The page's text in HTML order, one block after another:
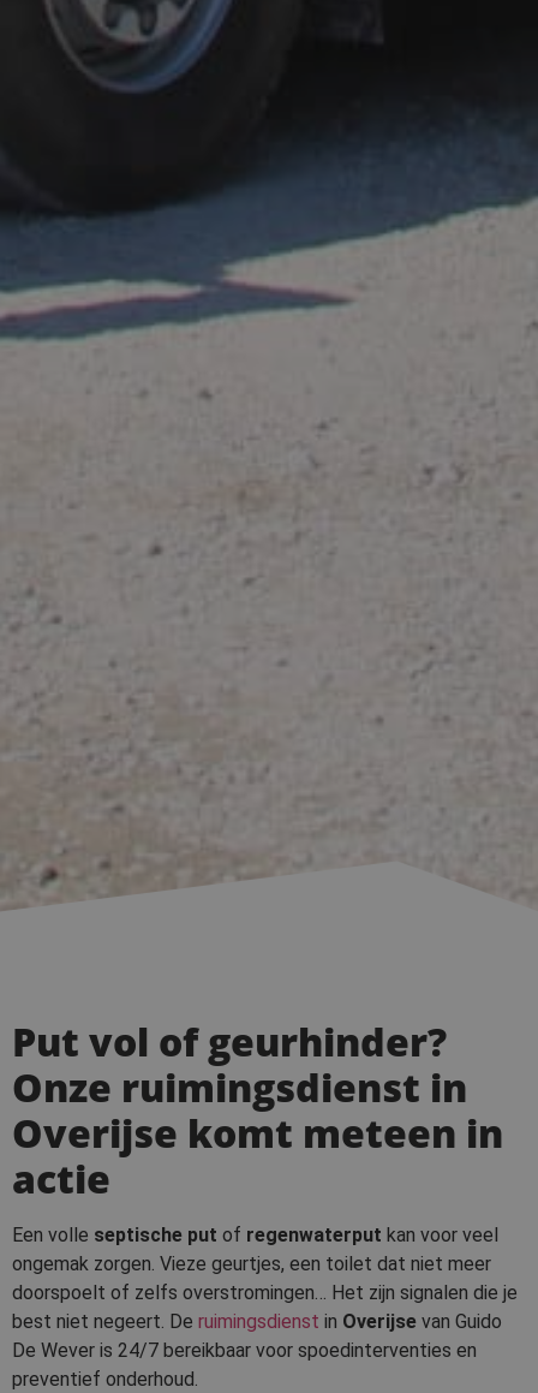
Put vol of geurhinder?
Onze ruimingsdienst in
Overijse komt meteen in
actie
Een volle septische put of regenwaterput kan voor veel
ongemak zorgen. Vieze geurtjes, een toilet dat niet meer
doorspoelt of zelfs overstromingen… Het zijn signalen die je
best niet negeert. De ruimingsdienst in Overijse van Guido
De Wever is 24/7 bereikbaar voor spoedinterventies en
preventief onderhoud.